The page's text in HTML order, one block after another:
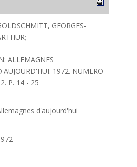
GEORGES-
ALLEMAGNES
1972. NUMERO
P. 14 - 25
d'aujourd'hui